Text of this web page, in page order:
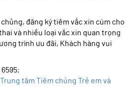
đăng ký tiêm vắc xin cúm cho
và nhiều loại vắc xin quan trọng
trình ưu đãi, Khách hàng vui
6595;
Trung tâm Tiêm chủng Trẻ em và